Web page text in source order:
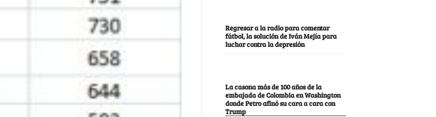
Regresar a la radio para comentar
fútbol, la solución de Iván Mejía para
luchar contra la depresión
La casona más de 100 años de la
embajada de Colombia en Washington
donde Petro afinó su cara a cara con
Trump